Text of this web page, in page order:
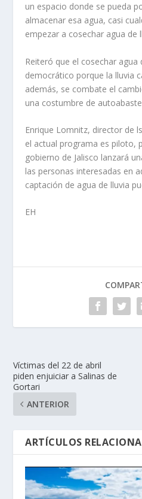
un espacio donde se pueda
almacenar esa agua, casi
empezar a cosechar agua de
Reiteró que el cosechar agua
democrático porque la lluvia
además, se combate el
una costumbre de
Enrique Lomnitz, director de
el actual programa es piloto,
gobierno de Jalisco lanzará
las personas interesadas en
captación de agua de lluvia
EH
Víctimas del 22 de abril
piden enjuiciar a Salinas de
Gortari
ANTERIOR
ARTÍCULOS